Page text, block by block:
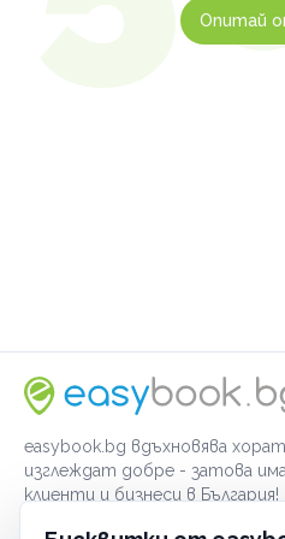
Опитай
easybook.bg вдъхновява
изглеждат добре - затова
клиенти и бизнеси в България!